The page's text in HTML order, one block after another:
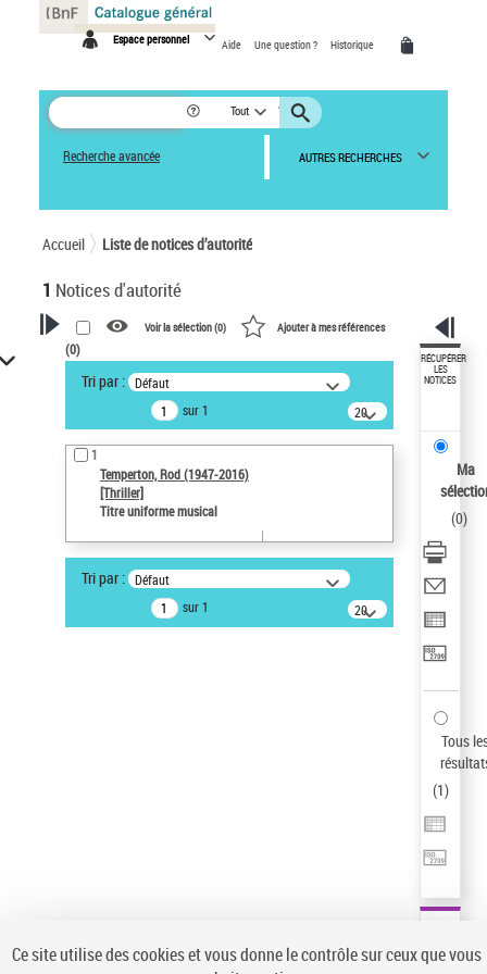
Espace personnel Aide Une question ? Historique
Tout
Recherche avancée AUTRES RECHERCHES
Accueil Liste de notices d’autorité
1 Notices d'autorité
VOTRE RECHERCHE
Recherche avancée dans les
notices d’autorité
Œuvres liées à l'auteur :
Temperton, Rod (1947-2016)
Auteur d’œuvre
Temperton, Rod (1947-2016)
Type de notice d'autorité
Voir la sélection (0) Ajouter à mes références
(0)
Tri par : Défaut
sur 1
20
résultats/page
1
Temperton, Rod (1947-2016)
[Thriller]
Titre uniforme musical
Tri par : Défaut
sur 1
20
résultats/page
RÉCUPÉRER
LES
NOTICES
Ma
(0)
Tous
(1)
Panneau de gestion des cookies
Ce site utilise des cookies et vous donne le contrôle sur ceux que vous